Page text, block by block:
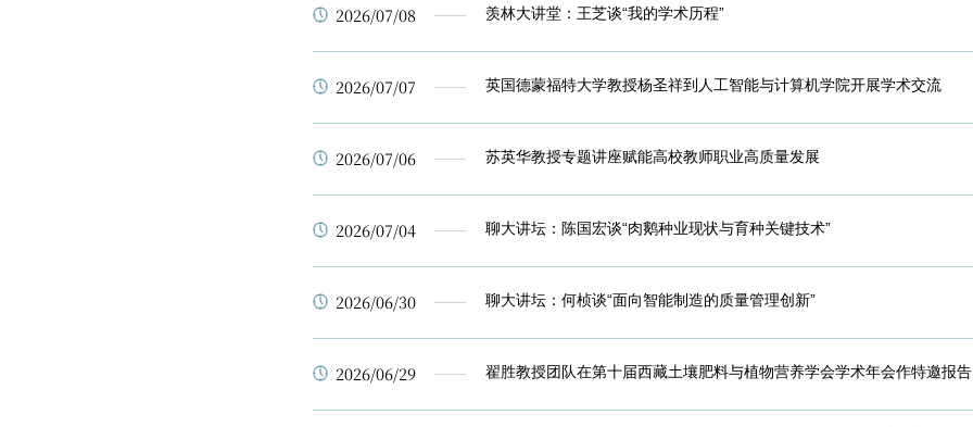
2026/07/08 羡林大讲堂：王芝谈“我的学术历程”
2026/07/07 英国德蒙福特大学教授杨圣祥到人工智能与计算机学院开展学术交流
2026/07/06 苏英华教授专题讲座赋能高校教师职业高质量发展
2026/07/04 聊大讲坛：陈国宏谈“肉鹅种业现状与育种关键技术”
2026/06/30 聊大讲坛：何桢谈“面向智能制造的质量管理创新”
2026/06/29 翟胜教授团队在第十届西藏土壤肥料与植物营养学会学术年会作特邀报